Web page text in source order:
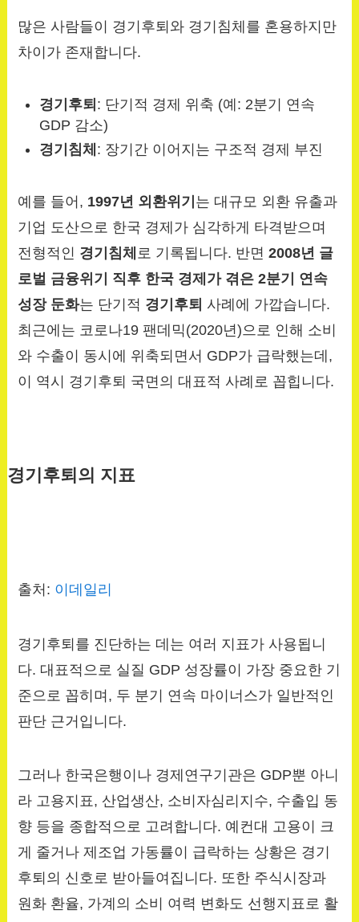
많은 사람들이 경기후퇴와 경기침체를 혼용하지만
차이가 존재합니다.
경기후퇴 : 단기적 경제 위축 (예: 2분기 연속
GDP 감소)
경기침체 : 장기간 이어지는 구조적 경제 부진
예를 들어, 1997년 외환위기 는 대규모 외환 유출과
기업 도산으로 한국 경제가 심각하게 타격받으며
전형적인 경기침체 로 기록됩니다. 반면2008년 글
로벌 금융위기 직후 한국 경제가 겪은 2분기 연속
성장 둔화는 단기적 경기후퇴 사례에 가깝습니다.
최근에는 코로나19 팬데믹(2020년)으로 인해 소비
와 수출이 동시에 위축되면서 GDP가 급락했는데,
이 역시 경기후퇴 국면의 대표적 사례로 꼽힙니다.
경기후퇴의 지표
출처: 이데일리
경기후퇴를 진단하는 데는 여러 지표가 사용됩니
다. 대표적으로 실질 GDP 성장률이 가장 중요한 기
준으로 꼽히며, 두 분기 연속 마이너스가 일반적인
판단 근거입니다.
그러나 한국은행이나 경제연구기관은 GDP뿐 아니
라 고용지표, 산업생산, 소비자심리지수, 수출입 동
향 등을 종합적으로 고려합니다. 예컨대 고용이 크
게 줄거나 제조업 가동률이 급락하는 상황은 경기
후퇴의 신호로 받아들여집니다. 또한 주식시장과
원화 환율, 가계의 소비 여력 변화도 선행지표로 활